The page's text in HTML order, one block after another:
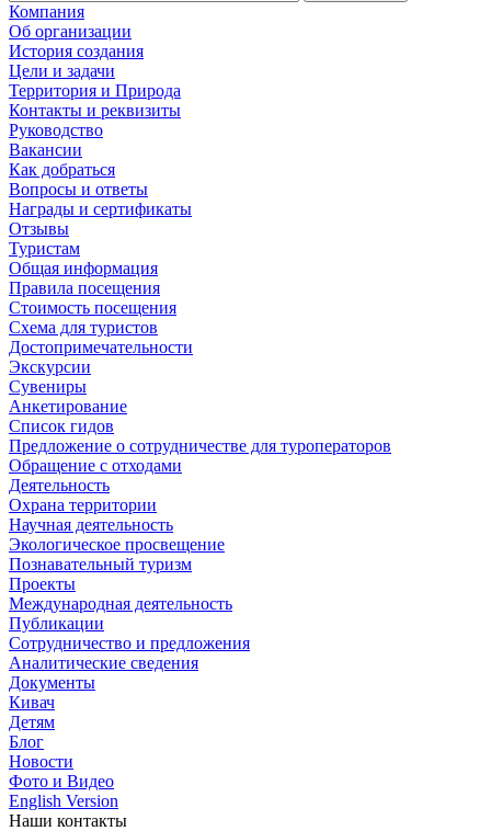
Компания
Об организации
История создания
Цели и задачи
Территория и Природа
Контакты и реквизиты
Руководство
Вакансии
Как добраться
Вопросы и ответы
Награды и сертификаты
Отзывы
Туристам
Общая информация
Правила посещения
Стоимость посещения
Схема для туристов
Достопримечательности
Экскурсии
Сувениры
Анкетирование
Список гидов
Предложение о сотрудничестве для туроператоров
Обращение с отходами
Деятельность
Охрана территории
Научная деятельность
Экологическое просвещение
Познавательный туризм
Проекты
Международная деятельность
Публикации
Сотрудничество и предложения
Аналитические сведения
Документы
Кивач
Детям
Блог
Новости
Фото и Видео
English Version
Наши контакты